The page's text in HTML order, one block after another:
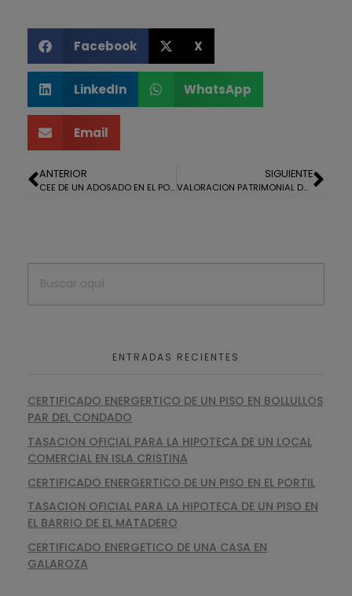
Facebook X
LinkedIn WhatsApp
Email
ANTERIOR
CEE DE UN ADOSADO EN EL PORTIL
SIGUIENTE
VALORACION PATRIMONIAL DE 2 NAVES INDUSTRIALES EN EL POLIGONO DOMINICANO
ENTRADAS RECIENTES
CERTIFICADO ENERGERTICO DE UN PISO EN BOLLULLOS
PAR DEL CONDADO
TASACION OFICIAL PARA LA HIPOTECA DE UN LOCAL
COMERCIAL EN ISLA CRISTINA
CERTIFICADO ENERGERTICO DE UN PISO EN EL PORTIL
TASACION OFICIAL PARA LA HIPOTECA DE UN PISO EN
EL BARRIO DE EL MATADERO
CERTIFICADO ENERGETICO DE UNA CASA EN
GALAROZA